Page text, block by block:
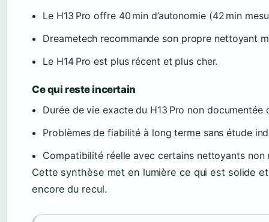
Le H13 Pro offre 40 min d’autonomie (42 min
Dreametech recommande son propre nettoyant
Le H14 Pro est plus récent et plus cher.
Ce qui reste incertain
Durée de vie exacte du H13 Pro non documentée
Problèmes de fiabilité à long terme sans étude
Compatibilité réelle avec certains nettoyants non
Cette synthèse met en lumière ce qui est solide
encore du recul.